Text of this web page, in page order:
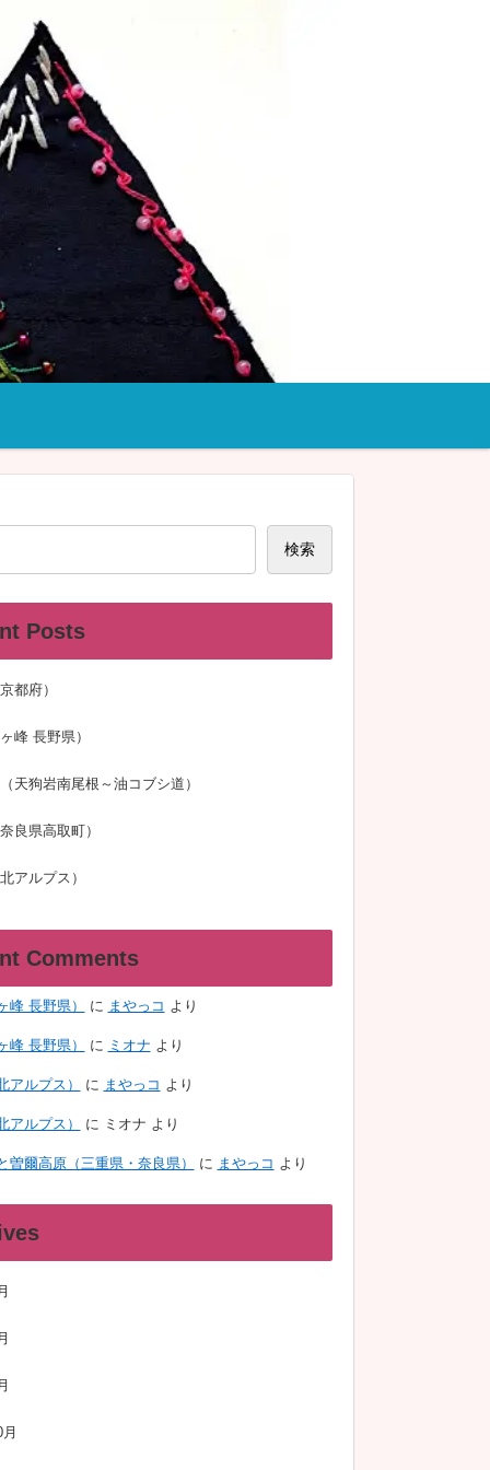
検索
Posts
都府）
峰 長野県）
天狗岩南尾根～油コブシ道）
良県高取町）
アルプス）
Comments
峰 長野県） に まやっコ より
峰 長野県） に ミオナ より
アルプス） に まやっコ より
アルプス） に ミオナ より
曽爾高原（三重県・奈良県） に まやっコ より